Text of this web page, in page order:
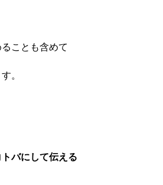
ことも含めて
。
バにして伝える